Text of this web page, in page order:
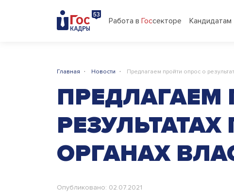
Работа в Госсекторе Кандидатам
Главная · Новости · Предлагаем пройти опрос о
ПРЕДЛАГАЕМ
ОРГАНАХ
Опубликовано: 02.07.2021